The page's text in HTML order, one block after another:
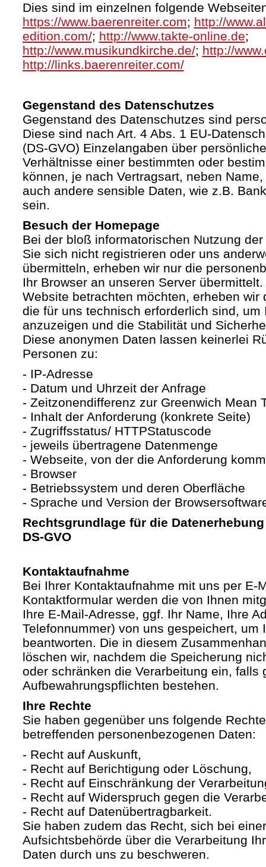
Dies sind im einzelnen folgende
https://www.baerenreiter.com; http://
edition.com/; http://www.takte-online.de;
http://www.musikundkirche.de/; http://
http://links.baerenreiter.com/
Gegenstand des Datenschutzes
Gegenstand des Datenschutzes sind
Diese sind nach Art. 4 Abs. 1 EU-
(DS-GVO) Einzelangaben über
Verhältnisse einer bestimmten oder
können, je nach Vertragsart, neben
auch andere sensible Daten, wie z.B.
sein.
Besuch der Homepage
Bei der bloß informatorischen Nutzung
Sie sich nicht registrieren oder uns
übermitteln, erheben wir nur die
Ihr Browser an unseren Server
Website betrachten möchten, erheben wir
die für uns technisch erforderlich sind, um
anzuzeigen und die Stabilität und
Diese anonymen Daten lassen keinerlei
Personen zu:
- IP-Adresse
- Datum und Uhrzeit der Anfrage
- Zeitzonendifferenz zur Greenwich Mean
- Inhalt der Anforderung (konkrete Seite)
- Zugriffsstatus/ HTTPStatuscode
- jeweils übertragene Datenmenge
- Webseite, von der die Anforderung
- Browser
- Betriebssystem und deren Oberfläche
- Sprache und Version der
Rechtsgrundlage für die
DS-GVO
Kontaktaufnahme
Bei Ihrer Kontaktaufnahme mit uns per E-
Kontaktformular werden die von Ihnen
Ihre E-Mail-Adresse, ggf. Ihr Name, Ihre
Telefonnummer) von uns gespeichert, um
beantworten. Die in diesem
löschen wir, nachdem die Speicherung
oder schränken die Verarbeitung ein, falls
Aufbewahrungspflichten bestehen.
Ihre Rechte
Sie haben gegenüber uns folgende
betreffenden personenbezogenen Daten:
- Recht auf Auskunft,
- Recht auf Berichtigung oder Löschung,
- Recht auf Einschränkung der
- Recht auf Widerspruch gegen die
- Recht auf Datenübertragbarkeit.
Sie haben zudem das Recht, sich bei
Aufsichtsbehörde über die Verarbeitung
Daten durch uns zu beschweren.